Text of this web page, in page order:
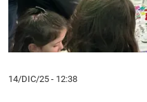
14/DIC/25 - 12:38